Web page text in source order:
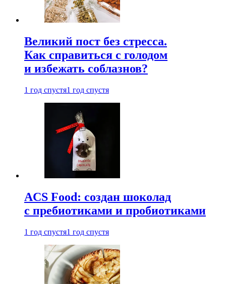
Великий пост без стресса.
Как справиться с голодом
и избежать соблазнов?
1 год спустя1 год спустя
ACS Food: создан шоколад
с пребиотиками и пробиотиками
1 год спустя1 год спустя